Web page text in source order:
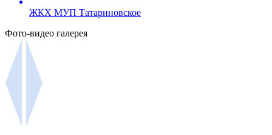
ЖКХ МУП Татариновское
Фото-видео галерея